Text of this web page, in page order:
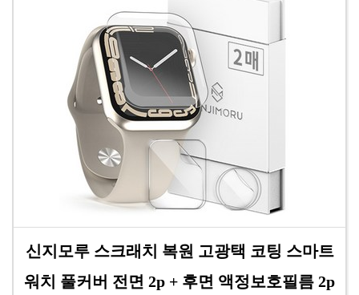
신지모루 스크래치 복원 고광택 코팅 스마트
워치 풀커버 전면 2p + 후면 액정보호필름 2p